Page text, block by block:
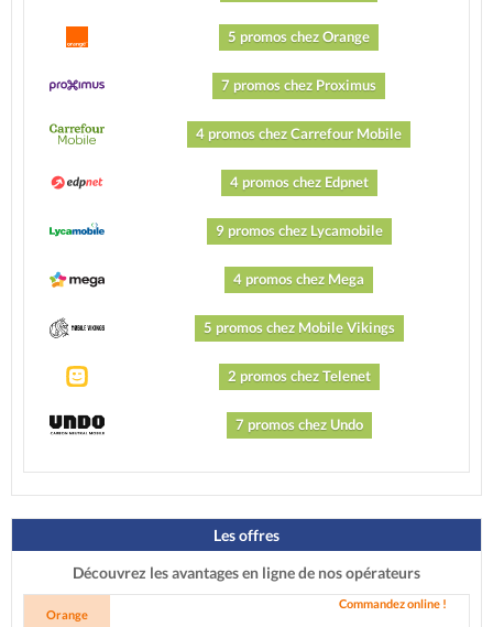
5 promos chez Orange
7 promos chez Proximus
4 promos chez Carrefour Mobile
4 promos chez Edpnet
9 promos chez Lycamobile
4 promos chez Mega
5 promos chez Mobile Vikings
2 promos chez Telenet
7 promos chez Undo
Les offres
Découvrez les avantages en ligne de nos opérateurs
Orange
Commandez online !